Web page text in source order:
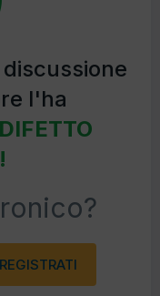
l'ha
DIFETTO
REGISTRATI